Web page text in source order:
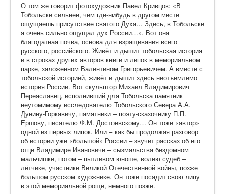
О том же говорит фотохудожник Павел Кривцов: «В
Тобольске сильнее, чем где-нибудь в другом месте
ощущаешь присутствие святого Духа… Здесь, в Тобольске
я очень сильно ощущал дух России…». Вот она
благодатная почва, основа для взращивания всего
русского, российского. Живёт и дышит тобольская история
и в строках других авторов книги и липок в мемориальном
парке, заложенном Валентином Григорьевичем. А вместе с
тобольской историей, живёт и дышит здесь неотъемлемо
история России. Вот скульптор Михаил Владимирович
Переяславец, исполнивший для Тобольска памятник
неутомимому исследователю Тобольского Севера А.А.
Дунину-Горкавичу, памятники – поэту-сказочнику П.П.
Ершову, писателю Ф.М. Достоевскому… Он тоже «автор»
одной из первых липок. Или – как бы продолжая разговор
об истории уже «большой» России – звучит рассказ об его
отце Владимире Ивановиче – сызмальства бездомном
мальчишке, потом – пытливом юноше, волею судеб –
лётчике, участнике Великой Отечественной войны, позже
большом русском художнике. Он тоже посадит свою липу
в этой мемориальной роще, немного позже.